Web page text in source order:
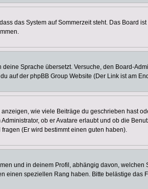
das System auf Sommerzeit steht. Das Board
Sprache übersetzt. Versuche, den Board-
auf der phpBB Group Website (Der Link ist am
wie viele Beiträge du geschrieben hast
ob er Avatare erlaubt und ob die
(Er wird bestimmt einen guten haben).
und in deinem Profil, abhängig davon,
speziellen Rang haben. Bitte belästige das